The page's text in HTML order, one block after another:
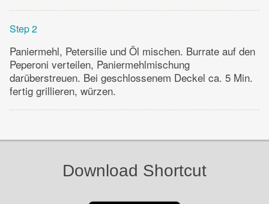
Step 2
Paniermehl, Petersilie und Öl mischen. Burrate auf den
Peperoni verteilen, Paniermehlmischung
darüberstreuen. Bei geschlossenem Deckel ca. 5 Min.
fertig grillieren, würzen.
Download Shortcut